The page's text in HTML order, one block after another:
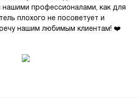
профессионалами, как для
плохого не посоветует и
нашим любимым клиентам! ❤️